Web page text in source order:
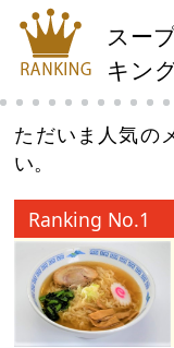
スー
キン
ただいま人気の
い。
Ranking No.1